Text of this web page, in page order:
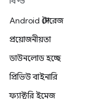
Android স্টোরেজ
প্রয়োজনীয়তা
ডাউনলোড হচ্ছে
প্রিভিউ বাইনারি
ফ্যাক্টরি ইমেজ